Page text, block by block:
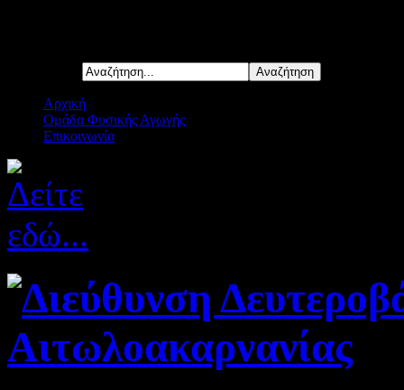
Αρχική
Ομάδα Φυσικής Αγωγής
Επικοινωνία